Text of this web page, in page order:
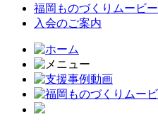
福岡ものづくりムービー
入会のご案内